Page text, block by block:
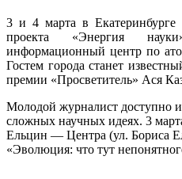
3 и 4 марта в Екатеринбурге
проекта «Энергия
информационный центр по
Гостем города станет
премии «Просветитель» Ася
Молодой журналист доступно и
сложных научных идеях. 3
Ельцин — Центра (ул. Бориса
«Эволюция: что тут